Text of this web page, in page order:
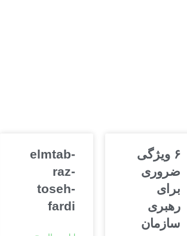
۶ ویژگی
ضروری
برای
رهبری
سازمان
elmtab-
raz-
toseh-
fardi